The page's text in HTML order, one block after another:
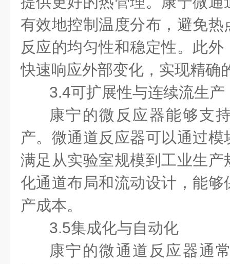
有效地控制温度分布，避免
反应的均匀性和稳定性。此
快速响应外部变化，实现精
3.4可扩展性与连续流生
康宁的微反应器能够支
产。微通道反应器可以通过
满足从实验室规模到工业生
化通道布局和流动设计，能
产成本。
3.5集成化与自动化
康宁的微通道反应器通